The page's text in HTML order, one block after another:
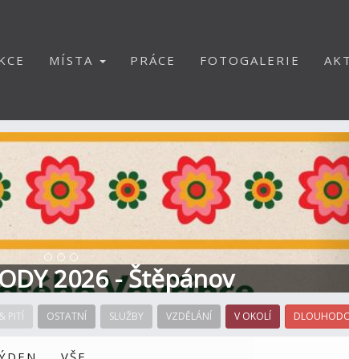
MÍSTA PRÁCE FOTOGALERIE
2026 - Štěpánov
PITÍ OSTATNÍ SLUŽBY VZDĚLÁNÍ V OKOLÍ